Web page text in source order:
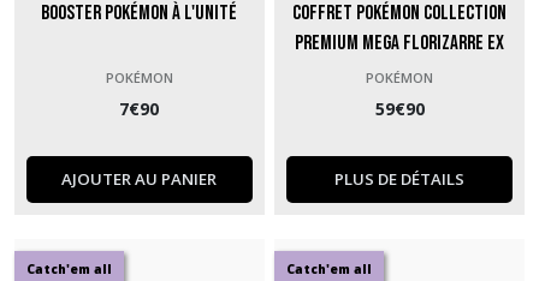
Booster Pokémon à l'unité
POKÉMON
7€90
AJOUTER AU PANIER
Coffret Pokémon Collection
Premium Mega Florizarre Ex
POKÉMON
59€90
PLUS DE DÉTAILS
Catch'em all Catch'em all